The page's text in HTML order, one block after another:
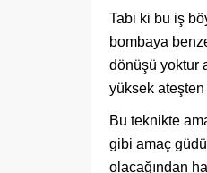
Tabi ki bu iş
bombaya
dönüşü yoktur
yüksek
Bu teknikte
gibi amaç
olacağından